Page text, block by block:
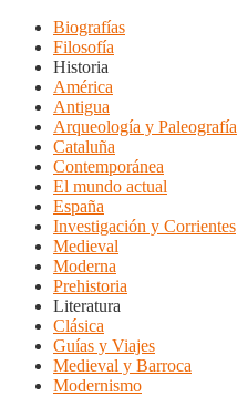
Biografías
Filosofía
Historia
América
Antigua
Arqueología y Paleografía
Cataluña
Contemporánea
El mundo actual
España
Investigación y Corrientes
Medieval
Moderna
Prehistoria
Literatura
Clásica
Guías y Viajes
Medieval y Barroca
Modernismo